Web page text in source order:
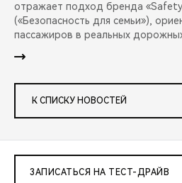
отражает подход бренда «Safety
(«Безопасность для семьи»),
пассажиров в реальных
К СПИСКУ НОВОСТЕЙ
ЗАПИСАТЬСЯ НА ТЕСТ-ДРАЙВ